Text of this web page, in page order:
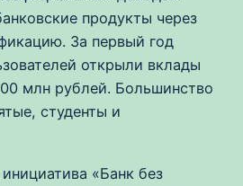
продукты через
За первый год
открыли вклады
млн рублей. Большинство
студенты и
«Банк без